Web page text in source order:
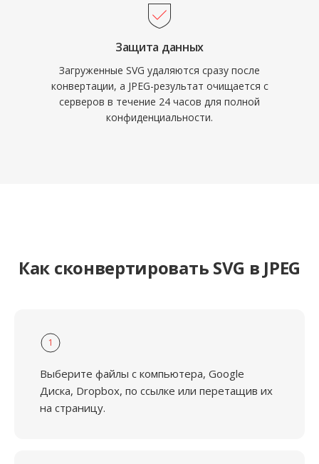
Защита данных
Загруженные SVG удаляются сразу после
конвертации, а JPEG-результат очищается с
серверов в течение 24 часов для полной
конфиденциальности.
Как сконвертировать SVG в JPEG
1
Выберите файлы с компьютера, Google
Диска, Dropbox, по ссылке или перетащив их
на страницу.